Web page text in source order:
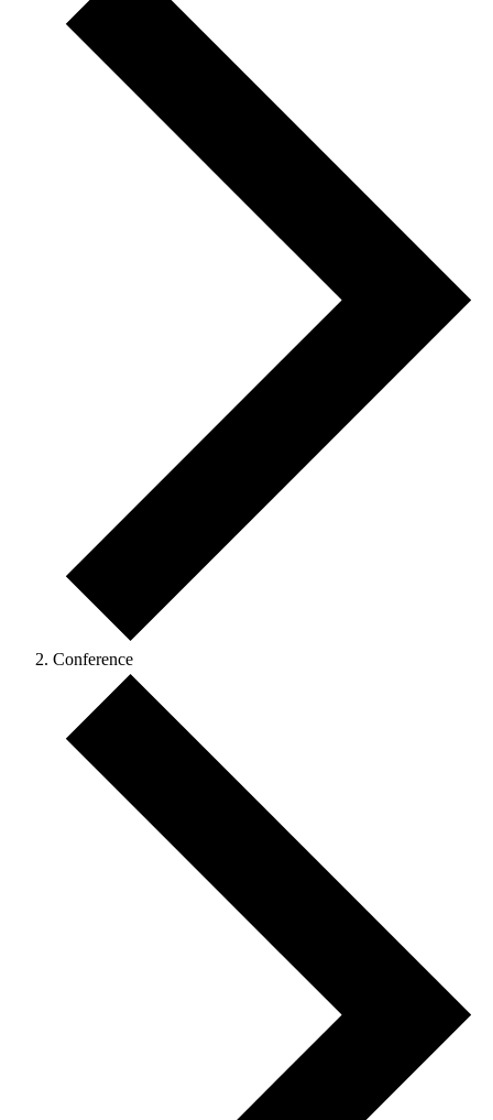
Conference